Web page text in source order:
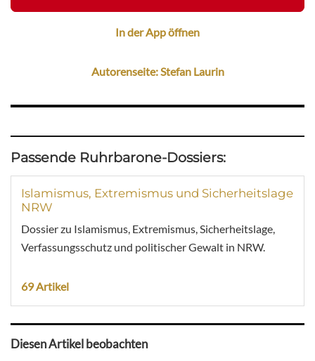
In der App öffnen
Autorenseite: Stefan Laurin
Passende Ruhrbarone-Dossiers:
Islamismus, Extremismus und Sicherheitslage
NRW
Dossier zu Islamismus, Extremismus, Sicherheitslage,
Verfassungsschutz und politischer Gewalt in NRW.
69 Artikel
Diesen Artikel beobachten